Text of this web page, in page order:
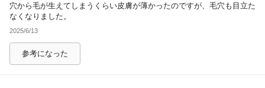
穴から毛が生えてしまうくらい皮膚が薄かったのですが、毛穴も目立た
なくなりました。
2025/6/13
参考になった